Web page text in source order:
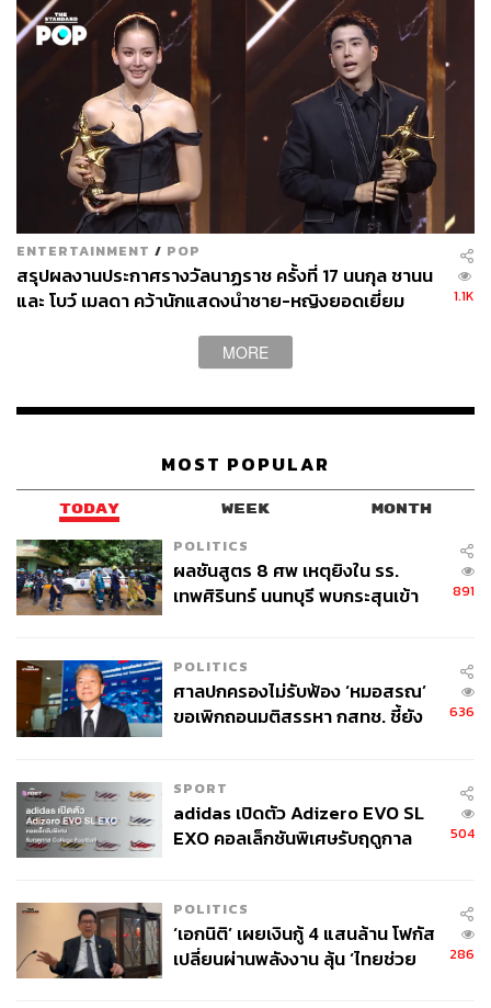
สารคดีคนชายขอบ ตอน มอแกน ลมหายใจสุดท้าย
จากสถานีโทรทัศน์ไทยพีบีเอส ออกอากาศทางสถานี
โทรทัศน์ไทยพีบีเอส ช่องหมายเลข 3
รางวัลสกู๊ปข่าวยอดเยี่ยม
สกู๊ป ‘สูญสิ้น สูญหาย แต่ไม่สิ้นหวัง’ จากบริษัท ไทย บร
อดคาสติ้ง จำกัด ออกอากาศทางสถานีโทรทัศน์ช่อง
เวิร์คพอยท์ หมายเลข 23
สกู๊ป ‘ทวงคืนสมบัติชาติจากสหรัฐฯ’ จากสถานีโทรทัศน์
ไทยพีบีเอส ออกอากาศทางสถานีโทรทัศน์ไทยพีบีเอส
ช่องหมายเลข 3
แปลรักฉันด้วยใจเธอจากบริษัท นาดาว บางกอก จำกัด
และ บริษัท ไลน์ คอมพานี (ประเทศไทย) จำกัดออก
อากาศทาง LINE TV
รางวัลบท Original ละครและซีรีส์ยอดเยี่ยม
แปลรักฉันด้วยใจเธอ
อากาศทาง LINE TV
รางวัลนักแสดงนำหญิงยอดเยี่ยม
แม่ออกอากาศทาง LINE TV
รางวัลนักแสดงนำชายยอดเยี่ยม
ด้วยใจเธอออกอากาศทาง LINE TV
รางวัล Drama Series of The Year
ENTERTAINMENT / POP
สรุปผลงานประกาศรางวัลนาฏราช ครั้งที่ 17 นนกุล ชานน
และ โบว์ เมลดา คว้านักแสดงนำชาย-หญิงยอดเยี่ยม
1.1K
MORE
MOST POPULAR
TODAY WEEK MONTH
POLITICS
ผลชันสูตร 8 ศพ เหตุยิงใน รร.
เทพศิรินทร์ นนทบุรี พบกระสุนเข้า
891
POLITICS
ศาลปกครองไม่รับฟ้อง ‘หมอสรณ’
ขอเพิกถอนมติสรรหา กสทช. ชี้ยัง
636
SPORT
adidas เปิดตัว Adizero EVO SL
EXO คอลเล็กชันพิเศษรับฤดูกาล
504
POLITICS
‘เอกนิติ’ เผยเงินกู้ 4 แสนล้าน โฟกัส
เปลี่ยนผ่านพลังงาน ลุ้น ‘ไทยช่วย
286